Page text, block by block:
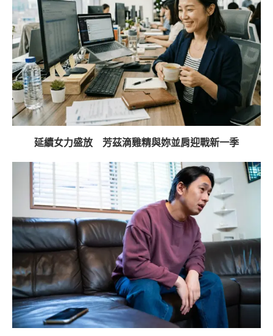
延續女力盛放 芳茲滴雞精與妳並肩迎戰新一季